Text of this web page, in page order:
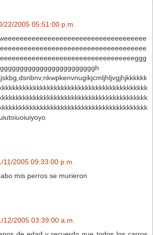
22/2005 05:51:00 p.m.
11/2005 09:33:00 p.m.
mis perros se murieron
12/2005 03:39:00 a.m.